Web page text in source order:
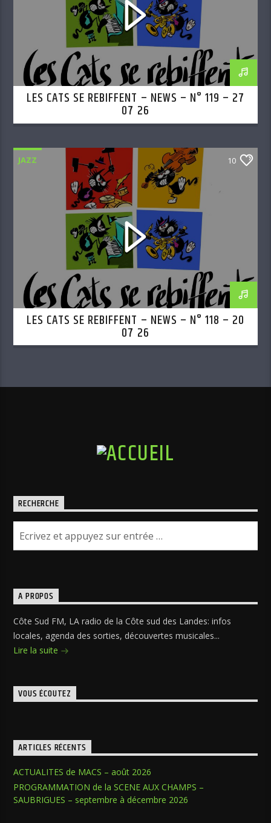
LES CATS SE REBIFFENT – NEWS – N° 119 – 27
07 26
JAZZ 10
LES CATS SE REBIFFENT – NEWS – N° 118 – 20
07 26
RECHERCHE
A PROPOS
Côte Sud FM, LA radio de la Côte sud des Landes: infos
locales, agenda des sorties, découvertes musicales...
Lire la suite
VOUS ÉCOUTEZ
ARTICLES RÉCENTS
ACTUALITES de MACS – août 2026
PROGRAMMATION de la SCENE AUX CHAMPS –
SAUBRIGUES – septembre à décembre 2026